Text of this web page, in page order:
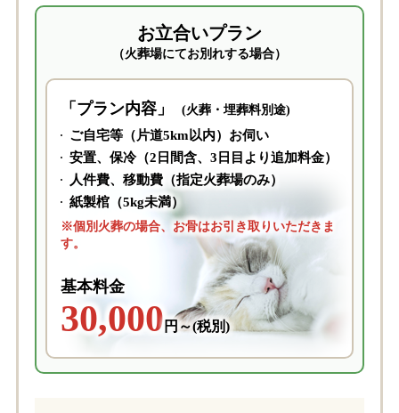
お立合いプラン
（火葬場にてお別れする場合）
「プラン内容」 (火葬・埋葬料別途)
ご自宅等（片道5km以内）お伺い
安置、保冷（2日間含、3日目より追加料金）
人件費、移動費（指定火葬場のみ）
紙製棺（5kg未満）
※個別火葬の場合、お骨はお引き取りいただきま
す。
基本料金
30,000 円～(税別)